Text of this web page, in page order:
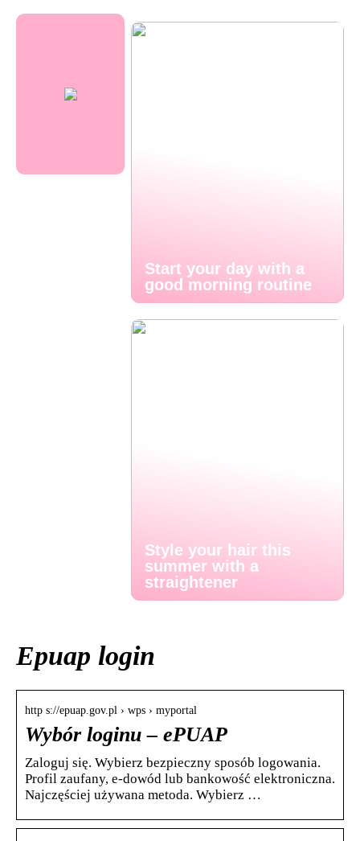
Start your day with a
good morning routine
Style your hair this
summer with a
straightener
Epuap login
http s://epuap.gov.pl › wps › myportal
Wybór loginu – ePUAP
Zaloguj się. Wybierz bezpieczny sposób logowania.
Profil zaufany, e-dowód lub bankowość elektroniczna.
Najczęściej używana metoda. Wybierz …